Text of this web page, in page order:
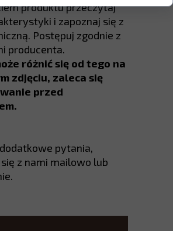
produktu przeczytaj
i zapoznaj się z
Postępuj zgodnie z
producenta.
różnić się od tego na
zdjęciu, zaleca się
przed
pytania,
z nami mailowo lub